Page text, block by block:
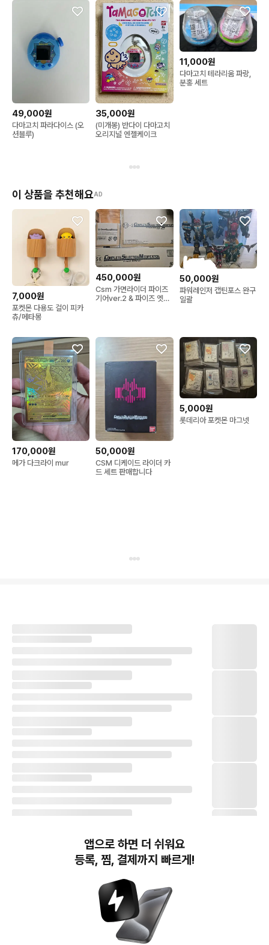
49,000원
다마고치 파라다이스 (오
션블루)
35,000원
(미개봉) 반다이 다마고치
오리지널 엔젤케이크
11,000원
다마고치 테라리움 파랑,
분홍 세트
이 상품을 추천해요AD
7,000원
포켓몬 다용도 걸이 피카
츄/메타몽
450,000원
Csm 가면라이더 파이즈
기어ver.2 & 파이즈 엣지
50,000원
파워레인저 캡틴포스 완구
일괄
170,000원
메가 다크라이 mur
50,000원
CSM 디케이드 라이더 카
드 세트 판매합니다
5,000원
롯데리아 포켓몬 마그넷
번개장터(주) 사업자정보, 이용약관 및 기타 법적고지
번개장터㈜는 통신판매중개자이며, 통신판매의 당사자가 아닙니다. 전자상거래 등에서의
소비자보호에 관한 법률 등 관련 법령 및 번개장터㈜의 약관에 따라 상품, 상품정보, 거래에 관한 책임은
앱으로 하면 더 쉬워요
등록, 찜, 결제까지 빠르게!